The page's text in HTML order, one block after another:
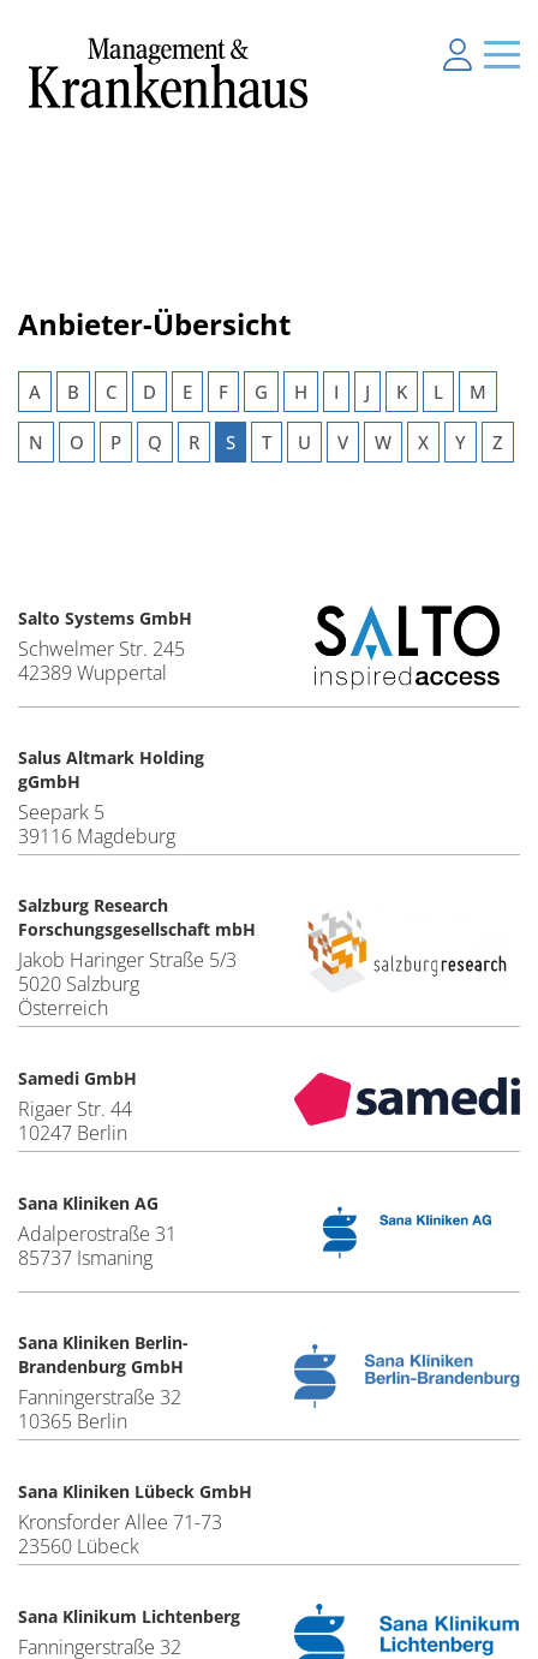
Anbieter-Übersicht
A B C D E F G H I J K L M
N O P Q R S T U V W X Y Z
Salto Systems GmbH
Schwelmer Str. 245
42389 Wuppertal
Salus Altmark Holding
gGmbH
Seepark 5
39116 Magdeburg
Salzburg Research
Forschungsgesellschaft mbH
Jakob Haringer Straße 5/3
5020 Salzburg
Österreich
Samedi GmbH
Rigaer Str. 44
10247 Berlin
Sana Kliniken AG
Adalperostraße 31
85737 Ismaning
Sana Kliniken Berlin-
Brandenburg GmbH
Fanningerstraße 32
10365 Berlin
Sana Kliniken Lübeck GmbH
Kronsforder Allee 71-73
23560 Lübeck
Sana Klinikum Lichtenberg
Fanningerstraße 32